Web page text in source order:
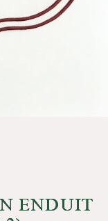
ENDUIT